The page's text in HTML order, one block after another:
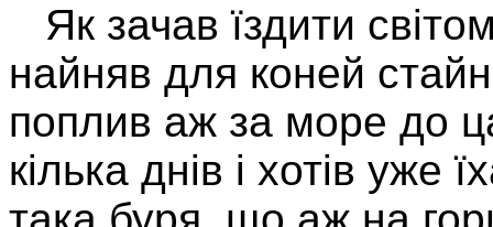
Як зачав їздити
найняв для коней
поплив аж за море до
кілька днів і хотів